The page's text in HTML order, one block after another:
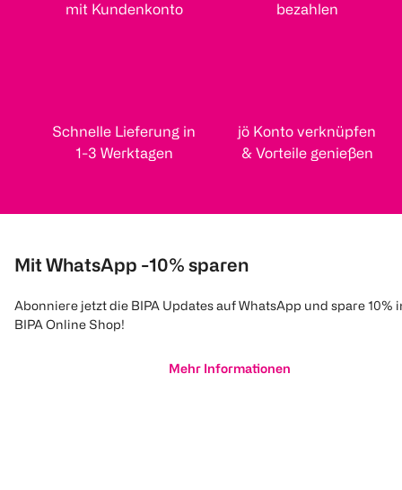
mit Kundenkonto
bezahlen
Schnelle Lieferung in
1-3 Werktagen
jö Konto verknüpfen
& Vorteile genießen
Mit WhatsApp -10% sparen
Abonniere jetzt die BIPA Updates auf WhatsApp und spare 10%
BIPA Online Shop!
Mehr Informationen